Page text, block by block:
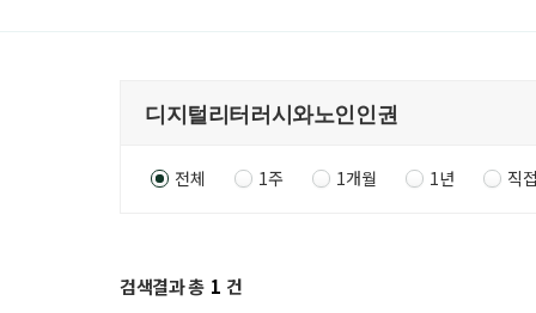
전체 1주 1개월 1년 직
검색결과 총 1 건